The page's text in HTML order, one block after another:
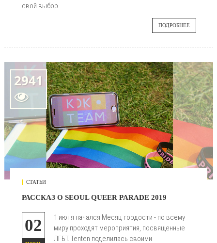
свой выбор.
ПОДРОБНЕЕ
2941

СТАТЬИ
РАССКАЗ О SEOUL QUEER PARADE 2019
02
1 июня начался Месяц гордости - по всему
миру проходят мероприятия, посвященные
ЛГБТ. Tenten поделилась своими